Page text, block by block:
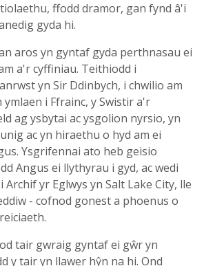
ffodd dramor, gan fynd â'i
gyda hi.
aros yn gyntaf gyda perthnasau ei
a'r cyffiniau. Teithiodd i
yn Sir Ddinbych, i chwilio am
ymlaen i Ffrainc, y Swistir a'r
ag ysbytai ac ysgolion nyrsio, yn
ac yn hiraethu o hyd am ei
Ysgrifennai ato heb geisio
Angus ei llythyrau i gyd, ac wedi
yr Eglwys yn Salt Lake City, lle
- cofnod gonest a phoenus o
tair gwraig gyntaf ei gŵr yn
y tair yn llawer hŷn na hi. Ond